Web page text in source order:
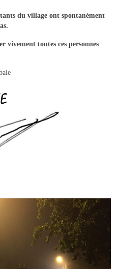
Internet
de Longchamp-sur-
communes
communautaire
fiscalité
du village ont spontanément
toutes ces personnes